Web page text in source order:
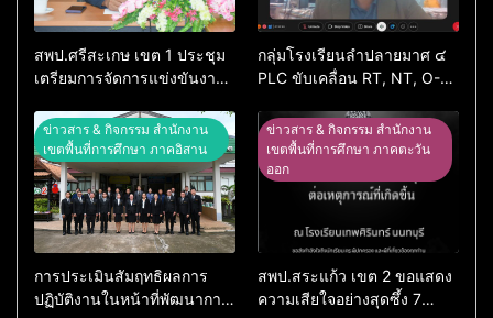
สพป.ศรีสะเกษ เขต 1 ประชุม
เตรียมการจัดการแข่งขันงาน
74 ปีการศึกษา 2569
กลุ่มโรงเรียนลำปลายมาศ ๔
PLC ขับเคลื่อน RT, NT, O-
ข่าวสาร & กิจกรรม สำนักงาน
เขตพื้นที่การศึกษา ภาคอิสาน
การประเมินสัมฤทธิผลการ
ปฏิบัติงานในหน้าที่พัฒนาการ
ข่าวสาร & กิจกรรม สำนักงาน
เขตพื้นที่การศึกษา ภาคตะวัน
ออก
สพป.สระแก้ว เขต 2 ขอแสดง
ความเสียใจอย่างสุดซึ้ง 7